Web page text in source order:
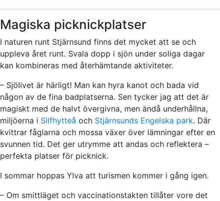
Magiska picknickplatser
I naturen runt Stjärnsund finns det mycket att se och
uppleva året runt. Svala dopp i sjön under soliga dagar
kan kombineras med återhämtande aktiviteter.
– Sjölivet är härligt! Man kan hyra kanot och bada vid
någon av de fina badplatserna. Sen tycker jag att det är
magiskt med de halvt övergivna, men ändå underhållna,
miljöerna i Silfhytteå och Stjärnsunds Engelska park. Där
kvittrar fåglarna och mossa växer över lämningar efter en
svunnen tid. Det ger utrymme att andas och reflektera –
perfekta platser för picknick.
I sommar hoppas Ylva att turismen kommer i gång igen.
– Om smittläget och vaccinationstakten tillåter vore det